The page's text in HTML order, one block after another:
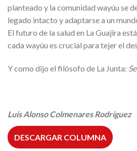
planteado y la comunidad wayúu se
legado intacto y adaptarse a un
El futuro de la salud en La Guajira
cada wayúu es crucial para tejer el
Y como dijo el filósofo de La Junta:
Luís Alonso Colmenares Rodríguez
DESCARGAR COLUMNA